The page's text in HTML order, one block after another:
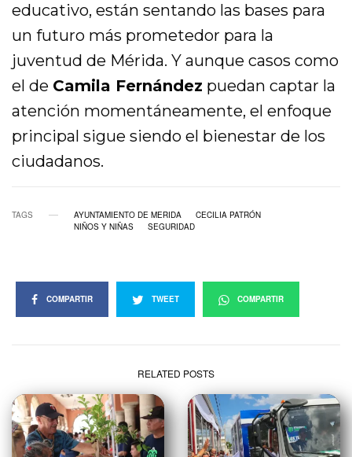
educativo, están sentando las bases para
un futuro más prometedor para la
juventud de Mérida. Y aunque casos como
el de Camila Fernández puedan captar la
atención momentáneamente, el enfoque
principal sigue siendo el bienestar de los
ciudadanos.
TAGS AYUNTAMIENTO DE MERIDA
CECILIA PATRÓN
NIÑOS Y NIÑAS
SEGURIDAD
COMPARTIR TWEET COMPARTIR
RELATED POSTS